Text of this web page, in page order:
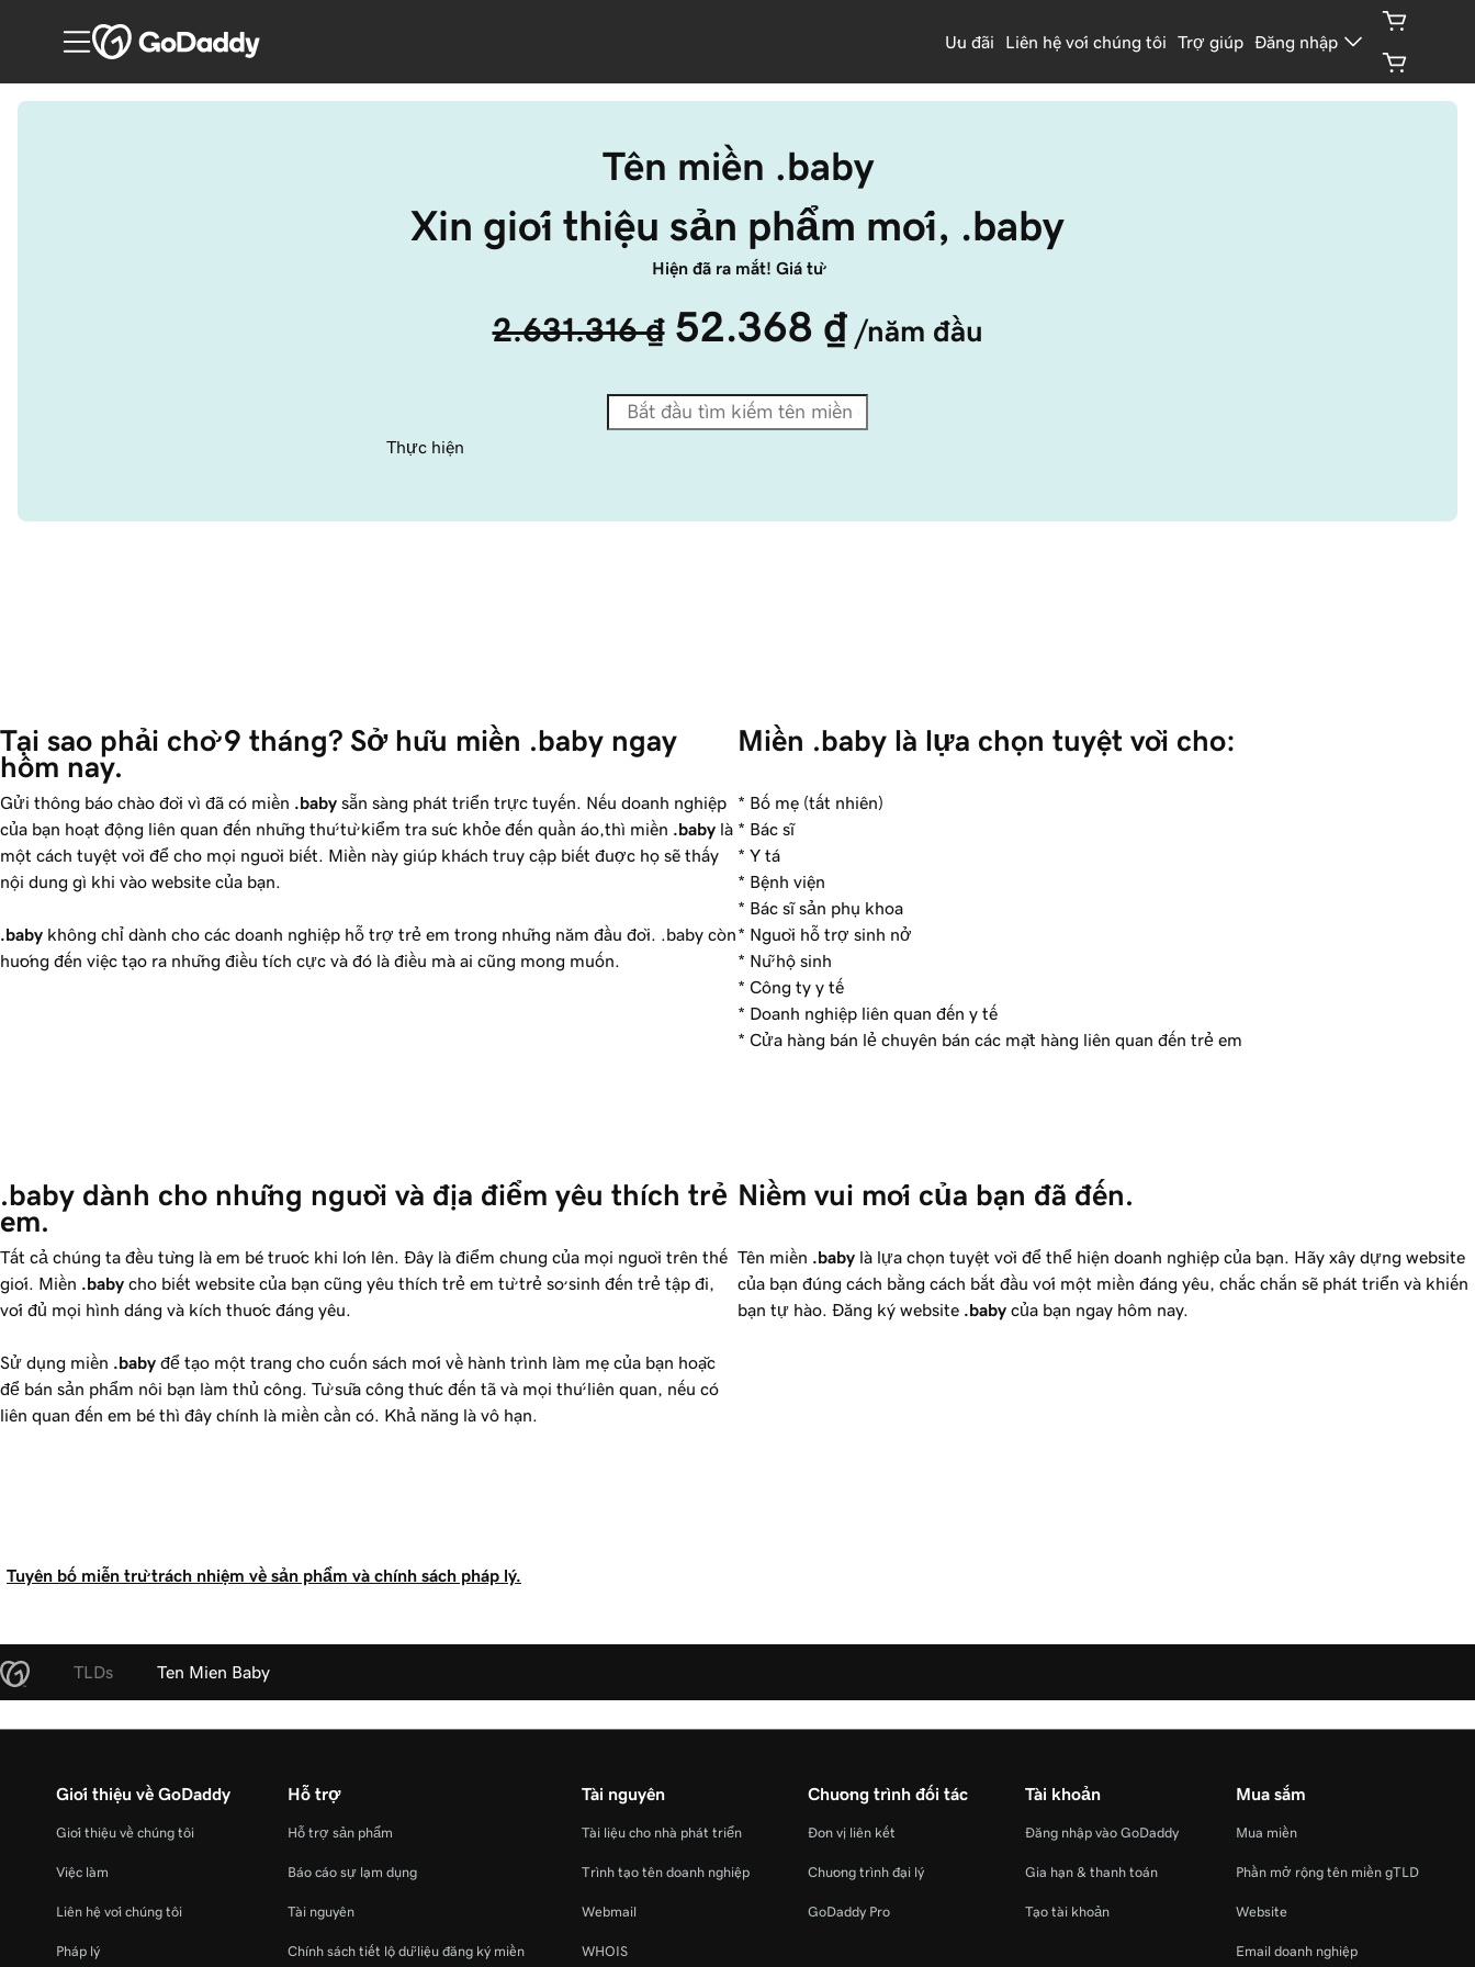
Ưu đãi Liên hệ với chúng tôi Trợ giúp Đăng nhập
Tên miền .baby
Xin giới thiệu sản phẩm mới, .baby
Hiện đã ra mắt! Giá từ
2.631.316 ₫ 52.368 ₫ /năm đầu
Thực hiện
Tại sao phải chờ 9 tháng? Sở hữu miền .baby ngay
hôm nay.
Gửi thông báo chào đời vì đã có miền .baby sẵn sàng phát triển trực tuyến. Nếu doanh nghiệp
của bạn hoạt động liên quan đến những thứ từ kiểm tra sức khỏe đến quần áo,thì miền .baby là
một cách tuyệt vời để cho mọi người biết. Miền này giúp khách truy cập biết được họ sẽ thấy
nội dung gì khi vào website của bạn.
.baby không chỉ dành cho các doanh nghiệp hỗ trợ trẻ em trong những năm đầu đời. .baby còn
hướng đến việc tạo ra những điều tích cực và đó là điều mà ai cũng mong muốn.
Miền .baby là lựa chọn tuyệt vời cho:
* Bố mẹ (tất nhiên)
* Bác sĩ
* Y tá
* Bệnh viện
* Bác sĩ sản phụ khoa
* Người hỗ trợ sinh nở
* Nữ hộ sinh
* Công ty y tế
* Doanh nghiệp liên quan đến y tế
* Cửa hàng bán lẻ chuyên bán các mặt hàng liên quan đến trẻ em
.baby dành cho những người và địa điểm yêu thích trẻ
em.
Tất cả chúng ta đều từng là em bé trước khi lớn lên. Đây là điểm chung của mọi người trên thế
giới. Miền .baby cho biết website của bạn cũng yêu thích trẻ em từ trẻ sơ sinh đến trẻ tập đi,
với đủ mọi hình dáng và kích thước đáng yêu.
Sử dụng miền .baby để tạo một trang cho cuốn sách mới về hành trình làm mẹ của bạn hoặc
để bán sản phẩm nôi bạn làm thủ công. Từ sữa công thức đến tã và mọi thứ liên quan, nếu có
liên quan đến em bé thì đây chính là miền cần có. Khả năng là vô hạn.
Niềm vui mới của bạn đã đến.
Tên miền .baby là lựa chọn tuyệt vời để thể hiện doanh nghiệp của bạn. Hãy xây dựng website
của bạn đúng cách bằng cách bắt đầu với một miền đáng yêu, chắc chắn sẽ phát triển và khiến
bạn tự hào. Đăng ký website .baby của bạn ngay hôm nay.
Tuyên bố miễn trừ trách nhiệm về sản phẩm và chính sách pháp lý.
TLDs Ten Mien Baby
Giới thiệu về GoDaddy
Giới thiệu về chúng tôi
Việc làm
Liên hệ với chúng tôi
Pháp lý
Hỗ trợ
Hỗ trợ sản phẩm
Báo cáo sự lạm dụng
Tài nguyên
Chính sách tiết lộ dữ liệu đăng ký miền
Tài nguyên
Tài liệu cho nhà phát triển
Trình tạo tên doanh nghiệp
Webmail
WHOIS
Chương trình đối tác
Đơn vị liên kết
Chương trình đại lý
GoDaddy Pro
Tài khoản
Đăng nhập vào GoDaddy
Gia hạn & thanh toán
Tạo tài khoản
Mua sắm
Mua miền
Phần mở rộng tên miền gTLD
Website
Email doanh nghiệp